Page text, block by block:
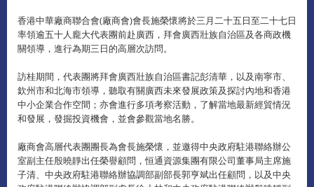
香港中華廠商聯合會(廠商會)會長施榮懷將於三月二十五日至二十七日
率領逾五十人龐大代表團前赴廣西，拜會廣西壯族自治區及各商政機
關領導，進行為期三日的高層次訪問。
訪桂期間，代表團將拜會廣西壯族自治區書記彭清華，以及南寧市、
欽州市和北海市領導，聽取有關廣西未來發展政策及探討內地和香港
中小企業合作空間；亦會進行多項考察活動，了解當地最新經貿情況
和發展，發掘投資機會，並會參觀當地名勝。
廠商會高層代表團團長為會長施榮懷，並邀得中央政府駐港聯絡辦公
室副主任殷曉靜出任榮譽顧問，恒通資源集團有限公司董事局主席施
子清、中央政府駐港聯絡辦協調部副部長郭亨斌出任顧問，以及中央